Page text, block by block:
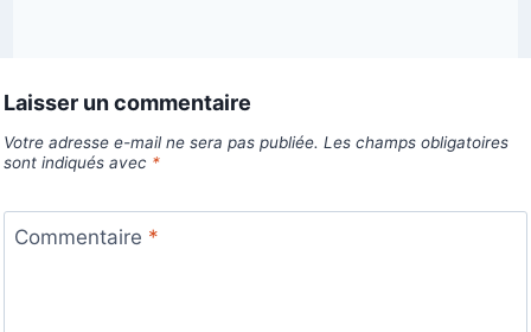
Laisser un commentaire
Votre adresse e-mail ne sera pas publiée. Les champs obligatoires
sont indiqués avec *
Commentaire *